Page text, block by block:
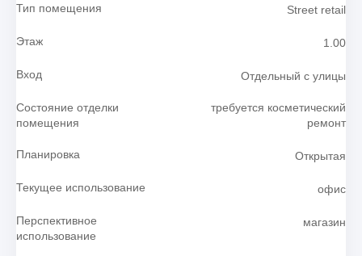
Тип помещения Street retail
Этаж 1.00
Вход Отдельный с улицы
Состояние отделки
помещения
требуется косметический
ремонт
Планировка Открытая
Текущее использование офис
Перспективное
использование
магазин